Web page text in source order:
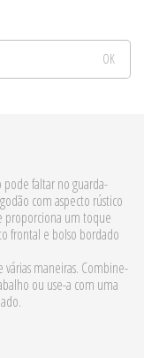
pode faltar no guarda-
com aspecto rústico
proporciona um toque
frontal e bolso bordado
várias maneiras. Combine-
ou use-a com uma